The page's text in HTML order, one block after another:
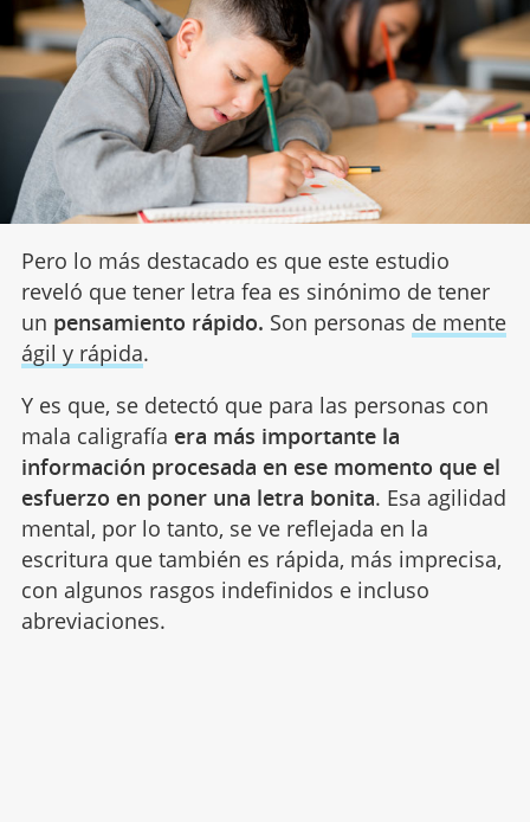
Pero lo más destacado es que este estudio
reveló que tener letra fea es sinónimo de tener
un pensamiento rápido. Son personas de mente
ágil y rápida.
Y es que, se detectó que para las personas con
mala caligrafía era más importante la
información procesada en ese momento que el
esfuerzo en poner una letra bonita. Esa agilidad
mental, por lo tanto, se ve reflejada en la
escritura que también es rápida, más imprecisa,
con algunos rasgos indefinidos e incluso
abreviaciones.